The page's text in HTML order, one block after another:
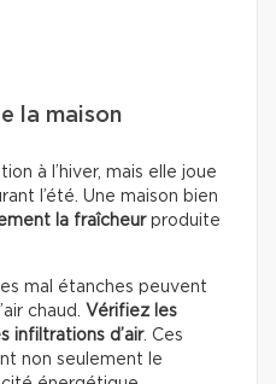
la maison
à l’hiver, mais elle joue
l’été. Une maison bien
la fraîcheurproduite
mal étanches peuvent
chaud. Vérifiez les
infiltrations d’air. Ces
non seulement le